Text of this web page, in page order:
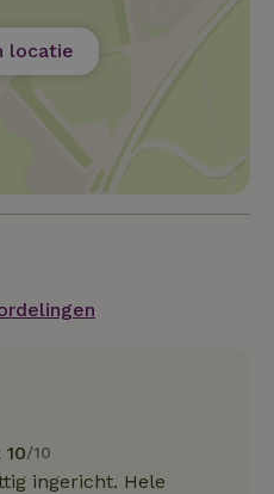
locatie
/10
ingericht. Hele